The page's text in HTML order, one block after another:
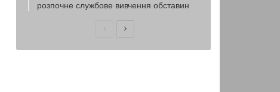
розпочне службове вивчення обставин
ПопередняНаступна